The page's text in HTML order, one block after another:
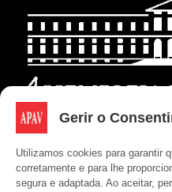
Gerir o
Utilizamos cookies para garantir
corretamente e para lhe
segura e adaptada. Ao aceitar,